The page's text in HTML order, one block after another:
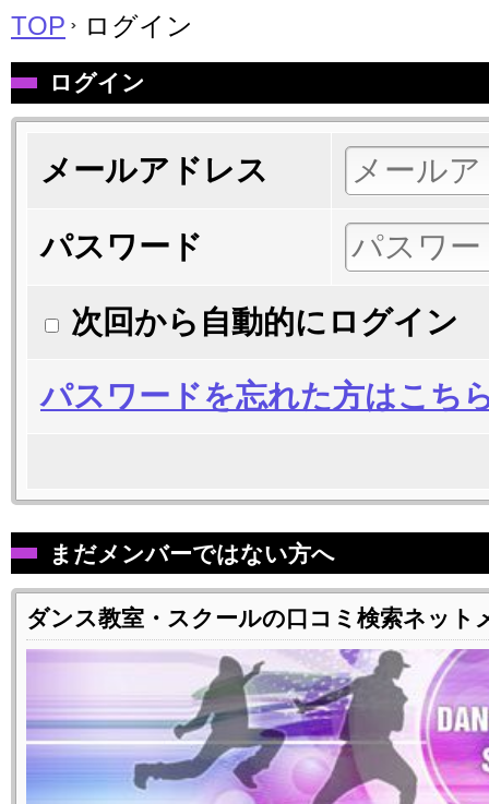
TOP ログイン
ログイン
メールアドレス
パスワード
次回から自動的にログイン
パスワードを忘れた方はこち
まだメンバーではない方へ
ダンス教室・スクールの口コミ検索ネット